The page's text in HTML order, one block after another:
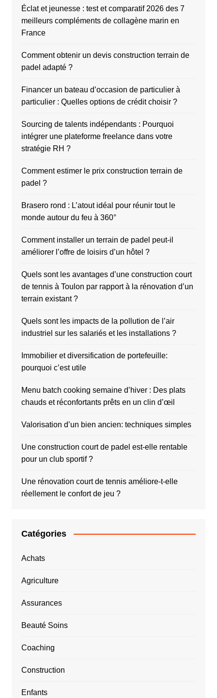
Éclat et jeunesse : test et comparatif 2026 des 7
meilleurs compléments de collagène marin en
France
Comment obtenir un devis construction terrain de
padel adapté ?
Financer un bateau d’occasion de particulier à
particulier : Quelles options de crédit choisir ?
Sourcing de talents indépendants : Pourquoi
intégrer une plateforme freelance dans votre
stratégie RH ?
Comment estimer le prix construction terrain de
padel ?
Brasero rond : L’atout idéal pour réunir tout le
monde autour du feu à 360°
Comment installer un terrain de padel peut-il
améliorer l’offre de loisirs d’un hôtel ?
Quels sont les avantages d’une construction court
de tennis à Toulon par rapport à la rénovation d’un
terrain existant ?
Quels sont les impacts de la pollution de l’air
industriel sur les salariés et les installations ?
Immobilier et diversification de portefeuille:
pourquoi c’est utile
Menu batch cooking semaine d’hiver : Des plats
chauds et réconfortants prêts en un clin d’œil
Valorisation d’un bien ancien: techniques simples
Une construction court de padel est-elle rentable
pour un club sportif ?
Une rénovation court de tennis améliore-t-elle
réellement le confort de jeu ?
Catégories
Achats
Agriculture
Assurances
Beauté Soins
Coaching
Construction
Enfants